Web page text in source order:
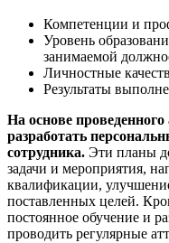
Компетенции и
Уровень
занимаемой
Личностные
Результаты
На основе
разработать
сотрудника. Эти планы
задачи и мероприятия,
квалификации,
поставленных целей.
постоянное обучение и
проводить регулярные